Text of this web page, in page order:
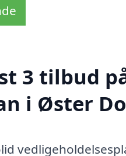
3 tilbud
i Øster